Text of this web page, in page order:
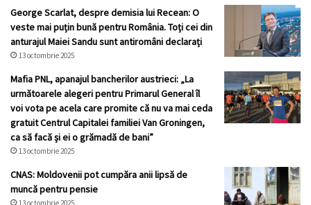
George Scarlat, despre demisia lui Recean: O
veste mai puțin bună pentru România. Toți cei din
anturajul Maiei Sandu sunt antiromâni declarați
13 octombrie 2025
Mafia PNL, apanajul bancherilor austrieci: „La
următoarele alegeri pentru Primarul General îl
voi vota pe acela care promite că nu va mai ceda
gratuit Centrul Capitalei familiei Van Groningen,
ca să facă și ei o grămadă de bani”
13 octombrie 2025
CNAS: Moldovenii pot cumpăra anii lipsă de
muncă pentru pensie